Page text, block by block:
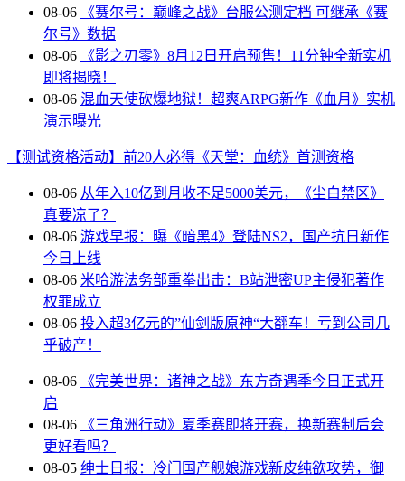
08-06
《赛尔号：巅峰之战》台服公测定档 可继承《赛
尔号》数据
08-06
《影之刃零》8月12日开启预售！11分钟全新实机
即将揭晓！
08-06 混血天使砍爆地狱！超爽ARPG新作《血月》实机
演示曝光
【测试资格活动】前20人必得《天堂：血统》首测资格
08-06 从年入10亿到月收不足5000美元，《尘白禁区》
真要凉了？
08-06 游戏早报：曝《暗黑4》登陆NS2，国产抗日新作
今日上线
08-06 米哈游法务部重拳出击：B站泄密UP主侵犯著作
权罪成立
08-06 投入超3亿元的”仙剑版原神“大翻车！亏到公司几
乎破产！
08-06
《完美世界：诸神之战》东方奇遇季今日正式开
启
08-06
《三角洲行动》夏季赛即将开赛，换新赛制后会
更好看吗？
08-05 绅士日报：冷门国产舰娘游戏新皮纯欲攻势，御